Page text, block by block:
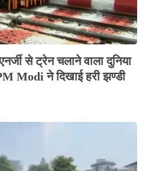
से ट्रेन चलाने वाला दुनिया
Modi ने दिखाई हरी झण्डी